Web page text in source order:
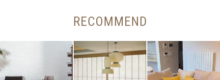
RECOMMEND